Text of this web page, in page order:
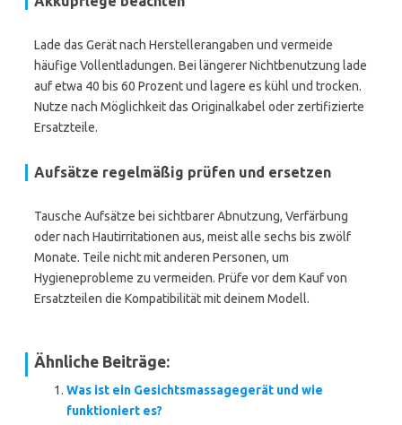
Lade das Gerät nach Herstellerangaben und vermeide
häufige Vollentladungen. Bei längerer Nichtbenutzung lade
auf etwa 40 bis 60 Prozent und lagere es kühl und trocken.
Nutze nach Möglichkeit das Originalkabel oder zertifizierte
Ersatzteile.
Aufsätze regelmäßig prüfen und ersetzen
Tausche Aufsätze bei sichtbarer Abnutzung, Verfärbung
oder nach Hautirritationen aus, meist alle sechs bis zwölf
Monate. Teile nicht mit anderen Personen, um
Hygieneprobleme zu vermeiden. Prüfe vor dem Kauf von
Ersatzteilen die Kompatibilität mit deinem Modell.
Ähnliche Beiträge:
Was ist ein Gesichtsmassagegerät und wie
funktioniert es?